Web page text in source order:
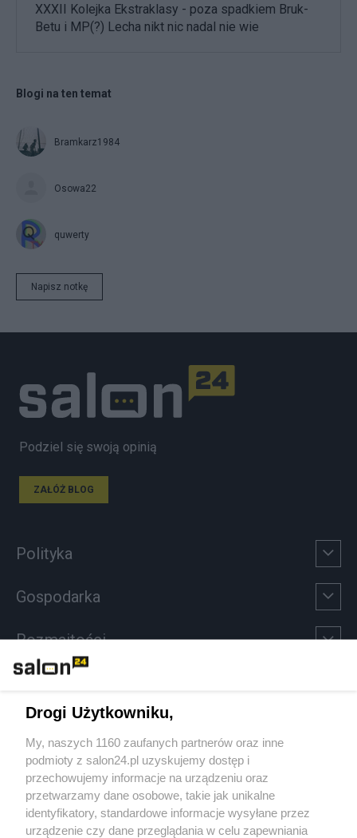
XXXII Kolejka Ekstraklasy - poza spadkiem Bruk-
Betu i MP(?) Lecha nikt nic nadal nie wie
Blogi na ten temat
Bramkarz1984
Osowa22
quwerty
Napisz notkę
Podziel się swoją opinią
ZAŁÓŻ BLOG
Polityka
Gospodarka
Rozmaitości
Sport
Społeczeństwo
Kultura
Drogi Użytkowniku,
My, naszych 1160 zaufanych partnerów oraz inne
podmioty z salon24.pl uzyskujemy dostęp i
przechowujemy informacje na urządzeniu oraz
przetwarzamy dane osobowe, takie jak unikalne
identyfikatory, standardowe informacje wysyłane przez
urządzenie czy dane przeglądania w celu zapewniania